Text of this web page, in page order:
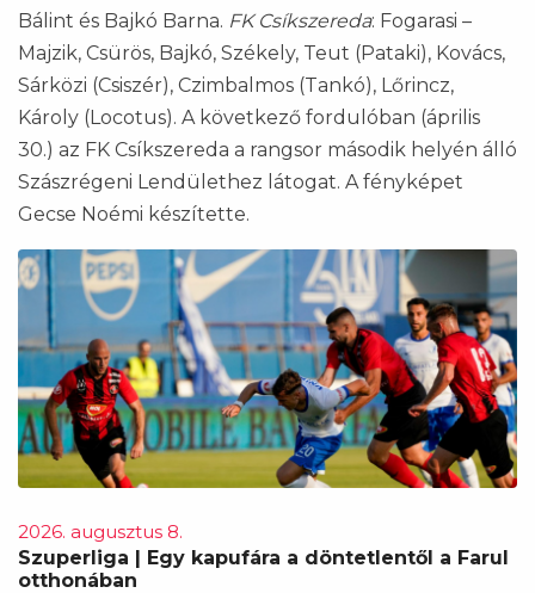
Bálint és Bajkó Barna. FK Csíkszereda: Fogarasi –
Majzik, Csürös, Bajkó, Székely, Teut (Pataki), Kovács,
Sárközi (Csiszér), Czimbalmos (Tankó), Lőrincz,
Károly (Locotus). A következő fordulóban (április
30.) az FK Csíkszereda a rangsor második helyén álló
Szászrégeni Lendülethez látogat. A fényképet
Gecse Noémi készítette.
2026. augusztus 8.
Szuperliga | Egy kapufára a döntetlentől a Farul
otthonában